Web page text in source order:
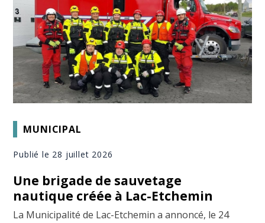
MUNICIPAL
Publié le 28 juillet 2026
Une brigade de sauvetage
nautique créée à Lac-Etchemin
La Municipalité de Lac-Etchemin a annoncé, le 24